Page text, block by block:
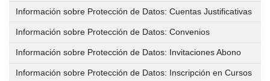
Horario
de
atención
para
la
Personal
de
régimen
interno
inclusión
calendario
deportivo
Información sobre Protección de Datos: Cuentas Justificativas
Información sobre Protección de Datos: Convenios
Información sobre Protección de Datos: Invitaciones Abono
Información sobre Protección de Datos: Inscripción en Cursos